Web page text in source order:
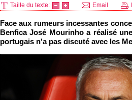
Taille du texte: Email
Face aux rumeurs incessantes
Benfica José Mourinho a réalisé
portugais n'a pas discuté avec les